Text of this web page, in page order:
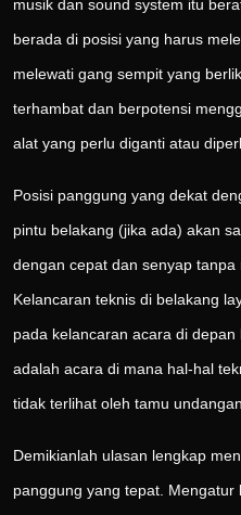
musik dan sound system itu
berada di posisi yang harus
melewati gang sempit yang
terhambat dan berpotensi
alat yang perlu diganti atau
Posisi panggung yang dekat
pintu belakang (jika ada) akan
dengan cepat dan senyap tanpa
Kelancaran teknis di belakang
pada kelancaran acara di
adalah acara di mana hal-hal
tidak terlihat oleh tamu undangan.
Demikianlah ulasan lengkap
panggung yang tepat.